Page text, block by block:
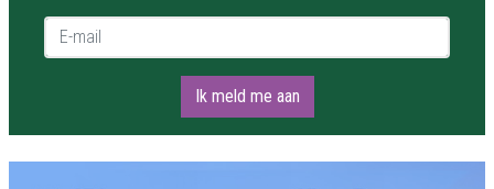
E-mail *
Ik meld me aan